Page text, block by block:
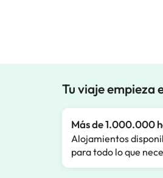
Tu viaje empieza
Más de 1.000.000
Alojamientos
para todo lo que